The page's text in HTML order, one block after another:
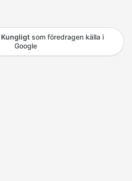
som föredragen källa i
Google